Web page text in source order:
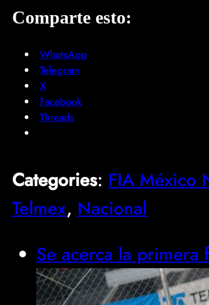
Comparte esto:
WhatsApp
Telegram
X
Facebook
Threads
Categories: FIA México
Telmex, Nacional
Se acerca la primera